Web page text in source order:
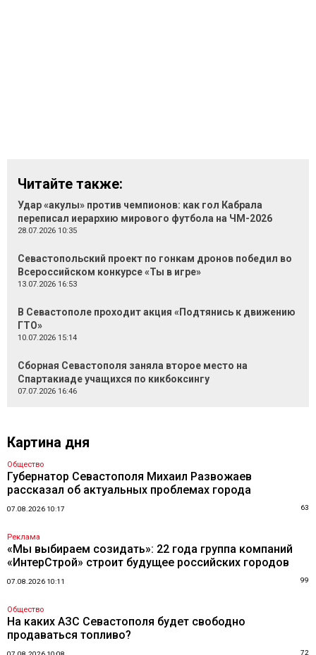
Читайте также:
Удар «акулы» против чемпионов: как гол Кабрала
переписал иерархию мирового футбола на ЧМ-2026
28.07.2026 10:35
Севастопольский проект по гонкам дронов победил во
Всероссийском конкурсе «Ты в игре»
13.07.2026 16:53
В Севастополе проходит акция «Подтянись к движению
ГТО»
10.07.2026 15:14
Сборная Севастополя заняла второе место на
Спартакиаде учащихся по кикбоксингу
07.07.2026 16:46
Картина дня
Общество
Губернатор Севастополя Михаил Развожаев
рассказал об актуальных проблемах города
07.08.2026 10:17 63
Реклама
«Мы выбираем созидать»: 22 года группа компаний
«ИнтерСтрой» строит будущее российских городов
07.08.2026 10:11 99
Общество
На каких АЗС Севастополя будет свободно
продаваться топливо?
72